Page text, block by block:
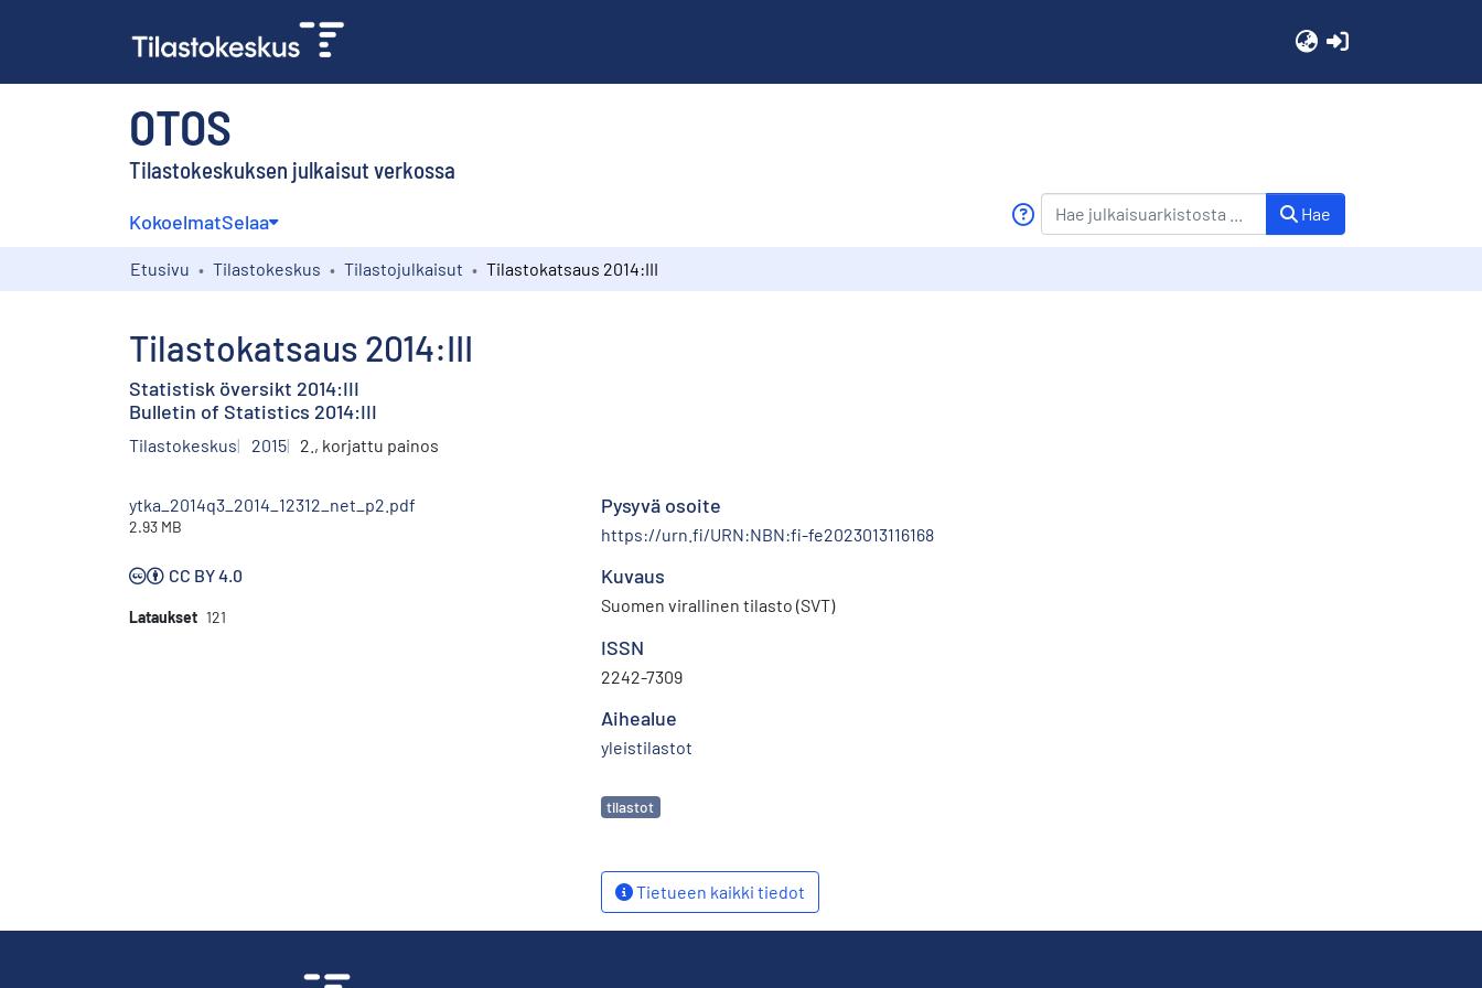
OTOS
Tilastokeskuksen julkaisut verkossa
KokoelmatSelaa Hae
Etusivu Tilastokeskus Tilastojulkaisut Tilastokatsaus 2014:III
Tilastokatsaus 2014:III
Statistisk översikt 2014:III
Bulletin of Statistics 2014:III
Tilastokeskus 2015 2., korjattu painos
ytka_2014q3_2014_12312_net_p2.pdf
2.93 MB
CC BY 4.0
Lataukset 121
Pysyvä osoite
https://urn.fi/URN:NBN:fi-fe2023013116168
Kuvaus
Suomen virallinen tilasto (SVT)
ISSN
2242-7309
Aihealue
yleistilastot
Avainsanat
tilastot
Tietueen kaikki tiedot